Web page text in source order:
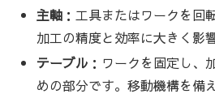
主軸 ：工具またはワークを回
加工の精度と効率に大きく影
テーブル ：ワークを固定し、
めの部分です。移動機構を備